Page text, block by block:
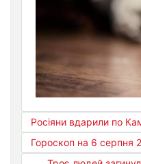
Росіяни вдарили по
Гороскоп на 6 серпня